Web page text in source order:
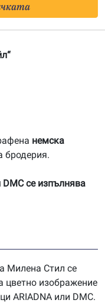
немска
бродерия.
се изпълнява
Милена Стил се
цветно изображение
ARIADNA или DMC.